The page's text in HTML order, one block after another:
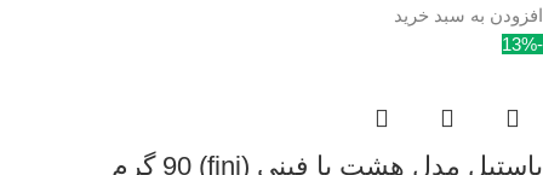
افزودن به سبد خرید
-13%
پاستیل مدل هشت پا فینی (fini) 90 گرم